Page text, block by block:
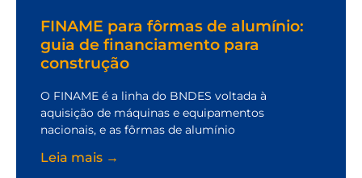
FINAME para fôrmas de alumínio:
guia de financiamento para
construção
O FINAME é a linha do BNDES voltada à
aquisição de máquinas e equipamentos
nacionais, e as fôrmas de alumínio
Leia mais →